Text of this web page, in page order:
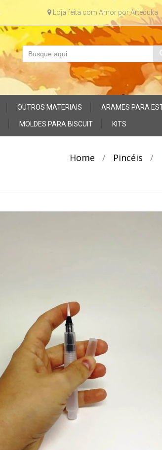
Loja feita com Amor por Arteduka
OUTROS MATERIAIS ARAMES PARA
MOLDES PARA BISCUIT KITS
Home / Pincéis /